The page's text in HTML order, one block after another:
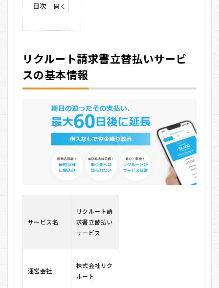
目次
ー
ト
請
求
書
情
1.1
組み
リクルート請求書立替払いサービ
スの基本情報
サービス名
リクルート請
求書立替払い
サービス
運営会社
株式会社リク
ルート